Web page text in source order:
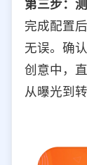
第三步：
完成配置
无误。确
创意中，
从曝光到